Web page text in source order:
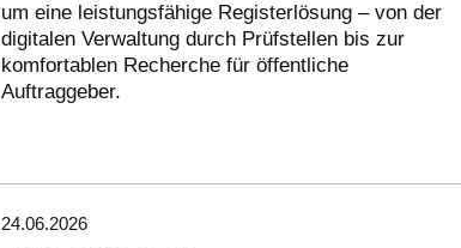
um eine leistungsfähige Registerlösung – von der
digitalen Verwaltung durch Prüfstellen bis zur
komfortablen Recherche für öffentliche
Auftraggeber.
24.06.2026